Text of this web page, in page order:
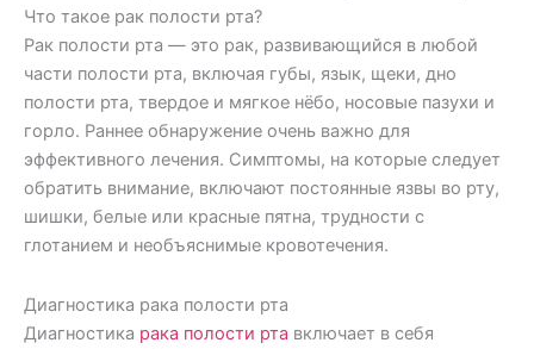
Что такое рак полости рта?
Рак полости рта — это рак, развивающийся в любой
части полости рта, включая губы, язык, щеки, дно
полости рта, твердое и мягкое нёбо, носовые пазухи и
горло. Раннее обнаружение очень важно для
эффективного лечения. Симптомы, на которые следует
обратить внимание, включают постоянные язвы во рту,
шишки, белые или красные пятна, трудности с
глотанием и необъяснимые кровотечения.
Диагностика рака полости рта
Диагностика рака полости рта включает в себя